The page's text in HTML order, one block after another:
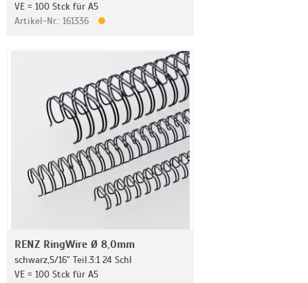
VE = 100 Stck für A5
Artikel-Nr.: 161336
RENZ RingWire Ø 8,0mm
schwarz,5/16" Teil.3:1 24 Schl
VE = 100 Stck für A5